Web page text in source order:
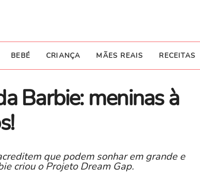
BEBÉ CRIANÇA MÃES REAIS RECEITAS
Barbie: meninas à
que podem sonhar em grande e
criou o Projeto Dream Gap.